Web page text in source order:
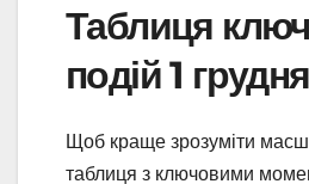
Таблиця
подій 1 грудня
Щоб краще зрозуміти
таблиця з ключовими